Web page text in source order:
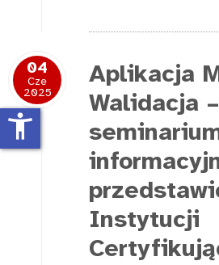
04
Cze
2025
Aplikacja
Walidacja –
Instytucji
accessibility_new